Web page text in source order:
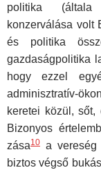
politika (általa
konzerválása volt
és politika
gazdaságpolitika
hogy ezzel
adminisztratív-
keretei közül, sőt,
Bizonyos
zása10 a vereség
biztos végső